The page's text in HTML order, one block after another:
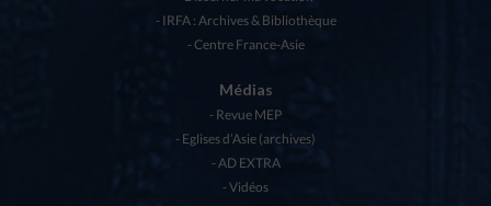
IRFA : Archives & Bibliothèque
Centre France-Asie
Médias
Revue MEP
Eglises d’Asie (archives)
AD EXTRA
Vidéos